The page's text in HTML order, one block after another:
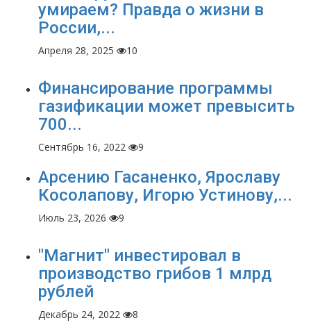
умираем? Правда о жизни в
России,...
Апреля 28, 2025 10
Финансирование программы
газификации может превысить
700...
Сентябрь 16, 2022 9
Арсению Гасаненко, Ярославу
Косолапову, Игорю Устинову,...
Июль 23, 2026 9
"Магнит" инвестировал в
производство грибов 1 млрд
рублей
Декабрь 24, 2022 8